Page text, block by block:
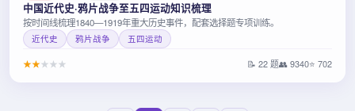
中国近代史·鸦片战争至五四运动知识梳理
按时间线梳理1840—1919年重大历史事件，配套选择题专项训练。
近代史 鸦片战争 五四运动
★★★ ★ ★ 📝 22 题👥 9340⭐ 702